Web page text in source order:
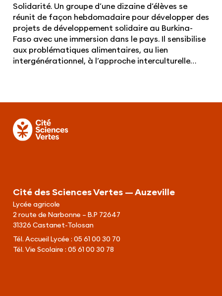
Solidarité. Un groupe d’une dizaine d’élèves se
réunit de façon hebdomadaire pour développer des
projets de développement solidaire au Burkina-
Faso avec une immersion dans le pays. Il sensibilise
aux problématiques alimentaires, au lien
intergénérationnel, à l’approche interculturelle…
Cité des Sciences Vertes — Auzeville
Lycée agricole
2 route de Narbonne – B.P 72647
31326 Castanet-Tolosan
Tél. Accueil Lycée : 05 61 00 30 70
Tél. Vie Scolaire : 05 61 00 30 78